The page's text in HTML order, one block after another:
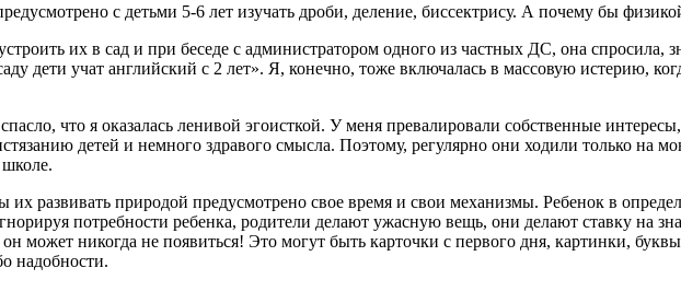
с детьми 5-6 лет изучать дроби, деление, биссектрису. А почему бы
их в сад и при беседе с администратором одного из частных ДС, она спросила,
дети учат английский с 2 лет». Я, конечно, тоже включалась в массовую истерию,
что я оказалась ленивой эгоисткой. У меня превалировали собственные
детей и немного здравого смысла. Поэтому, регулярно они ходили только на
школе.
развивать природой предусмотрено свое время и свои механизмы. Ребенок в
потребности ребенка, родители делают ужасную вещь, они делают ставку на
может никогда не появиться! Это могут быть карточки с первого дня, картинки,
надобности.